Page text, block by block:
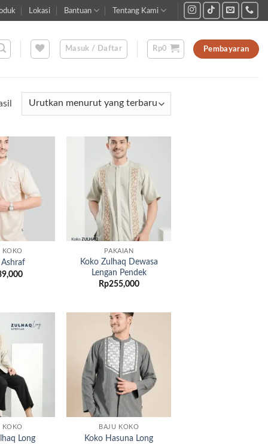
Lokasi Bantuan Tentang Kami
Masuk / Daftar Rp0 Pembayaran
Diurutkan
menurut
Add to
wishlist
KOKO
Ashraf
wishlist
PAKAIAN
Koko Zulhaq Dewasa
Lengan Pendek
Rp255,000
Add to
KOKO
Long
Add to
wishlist
BAJU KOKO
Koko Hasuna Long